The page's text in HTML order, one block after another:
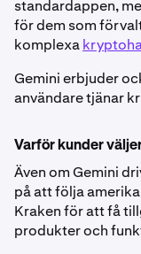
standardappen,
för dem som
komplexa
Gemini erbjuder
användare tjänar
Varför kunder
Även om Gemini
på att följa
Kraken för att få
produkter och